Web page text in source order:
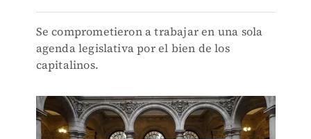
Se comprometieron a trabajar en una sola
agenda legislativa por el bien de los
capitalinos.